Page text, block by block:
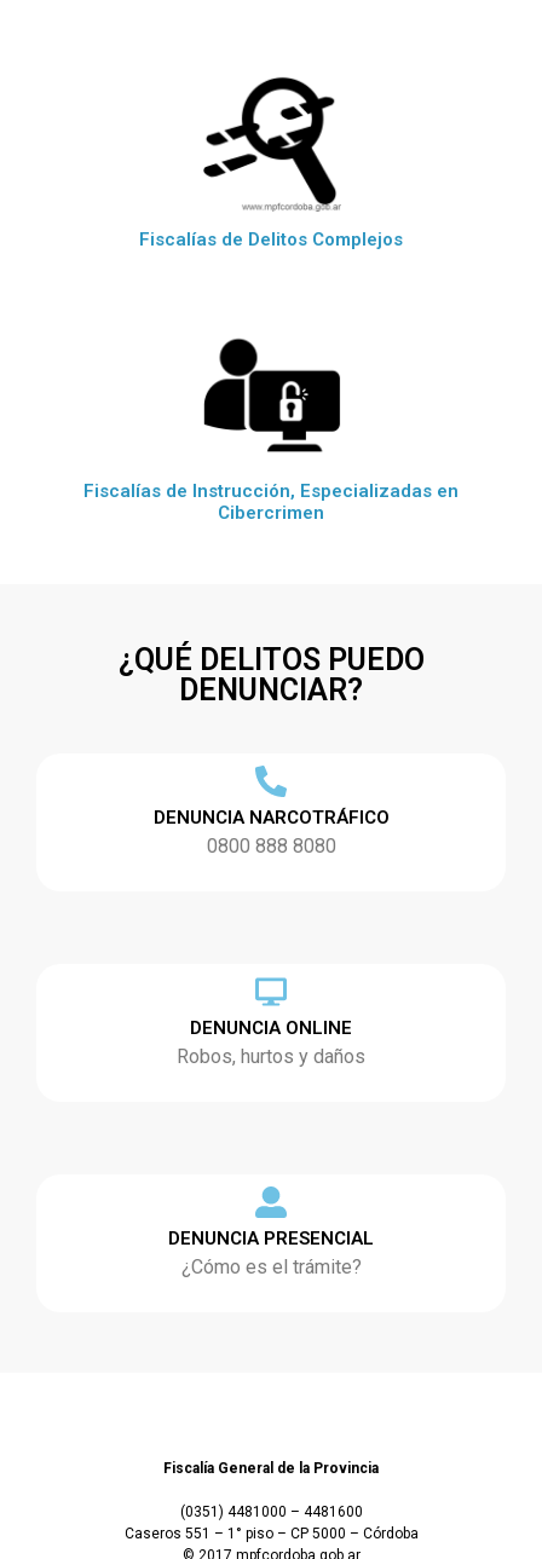
Fiscalías de Delitos Complejos
Fiscalías de Instrucción, Especializadas en
Cibercrimen
¿QUÉ DELITOS PUEDO
DENUNCIAR?
DENUNCIA NARCOTRÁFICO
0800 888 8080
DENUNCIA ONLINE
Robos, hurtos y daños
DENUNCIA PRESENCIAL
¿Cómo es el trámite?
Fiscalía General de la Provincia
(0351) 4481000 – 4481600
Caseros 551 – 1° piso – CP 5000 – Córdoba
© 2017 mpfcordoba.gob.ar